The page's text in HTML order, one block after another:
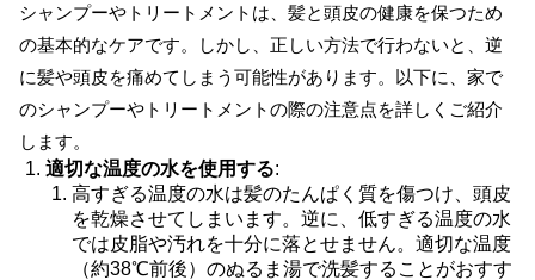
シャンプーやトリートメントは、髪と頭皮の健康を保つため
の基本的なケアです。しかし、正しい方法で行わないと、逆
に髪や頭皮を痛めてしまう可能性があります。以下に、家で
のシャンプーやトリートメントの際の注意点を詳しくご紹介
します。
適切な温度の水を使用する:
高すぎる温度の水は髪のたんぱく質を傷つけ、頭皮
を乾燥させてしまいます。逆に、低すぎる温度の水
では皮脂や汚れを十分に落とせません。適切な温度
（約38℃前後）のぬるま湯で洗髪することがおすす